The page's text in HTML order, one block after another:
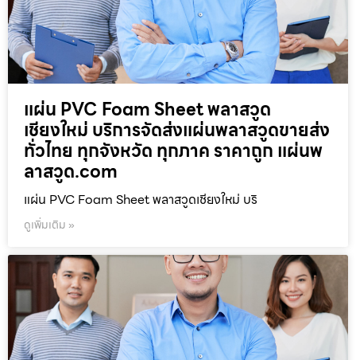
แผ่น PVC Foam Sheet พลาสวูด
เชียงใหม่ บริการจัดส่งแผ่นพลาสวูดขายส่ง
ทั่วไทย ทุกจังหวัด ทุกภาค ราคาถูก แผ่นพ
ลาสวูด.com
แผ่น PVC Foam Sheet พลาสวูดเชียงใหม่ บริ
ดูเพิ่มเติม »